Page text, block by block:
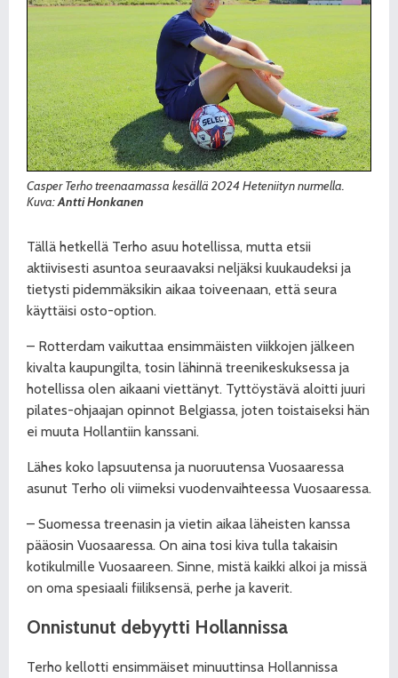
Casper Terho treenaamassa kesällä 2024 Heteniityn nurmella.
Kuva:Antti Honkanen
Tällä hetkellä Terho asuu hotellissa, mutta etsii
aktiivisesti asuntoa seuraavaksi neljäksi kuukaudeksi ja
tietysti pidemmäksikin aikaa toiveenaan, että seura
käyttäisi osto-option.
– Rotterdam vaikuttaa ensimmäisten viikkojen jälkeen
kivalta kaupungilta, tosin lähinnä treenikeskuksessa ja
hotellissa olen aikaani viettänyt. Tyttöystävä aloitti juuri
pilates-ohjaajan opinnot Belgiassa, joten toistaiseksi hän
ei muuta Hollantiin kanssani.
Lähes koko lapsuutensa ja nuoruutensa Vuosaaressa
asunut Terho oli viimeksi vuodenvaihteessa Vuosaaressa.
– Suomessa treenasin ja vietin aikaa läheisten kanssa
pääosin Vuosaaressa. On aina tosi kiva tulla takaisin
kotikulmille Vuosaareen. Sinne, mistä kaikki alkoi ja missä
on oma spesiaali fiiliksensä, perhe ja kaverit.
Onnistunut debyytti Hollannissa
Terho kellotti ensimmäiset minuuttinsa Hollannissa